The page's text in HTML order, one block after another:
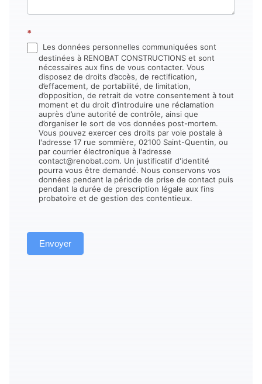
*
Les données personnelles communiquées sont
destinées à RENOBAT CONSTRUCTIONS et sont
nécessaires aux fins de vous contacter. Vous
disposez de droits d’accès, de rectification,
d’effacement, de portabilité, de limitation,
d’opposition, de retrait de votre consentement à tout
moment et du droit d’introduire une réclamation
auprès d’une autorité de contrôle, ainsi que
d’organiser le sort de vos données post-mortem.
Vous pouvez exercer ces droits par voie postale à
l'adresse 17 rue sommière, 02100 Saint-Quentin, ou
par courrier électronique à l'adresse
contact@renobat.com. Un justificatif d'identité
pourra vous être demandé. Nous conservons vos
données pendant la période de prise de contact puis
pendant la durée de prescription légale aux fins
probatoire et de gestion des contentieux.
Envoyer